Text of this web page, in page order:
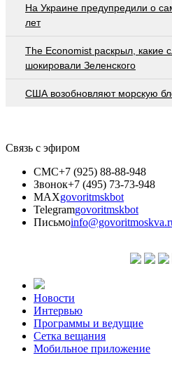
На Украине предупредили о
лет
The Economist раскрыл, какие
шокировали Зеленского
США возобновляют морскую
Связь с эфиром
СМС+7 (925) 88-88-948
Звонок+7 (495) 73-73-948
MAXgovoritmskbot
Telegramgovoritmskbot
Письмо
Новости
Интервью
Программы и ведущие
Сетка вещания
Мобильное приложение